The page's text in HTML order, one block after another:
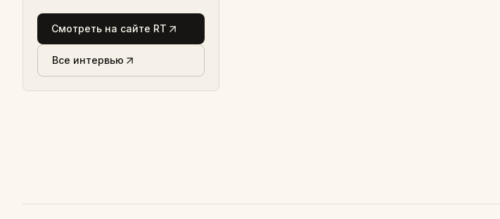
Смотреть на сайте RT
Все интервью